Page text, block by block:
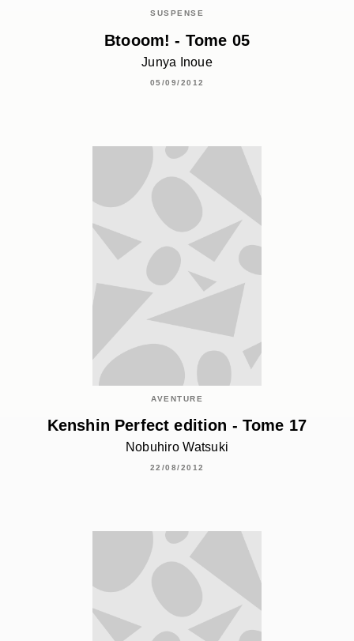
SUSPENSE
Btooom! - Tome 05
Junya Inoue
05/09/2012
AVENTURE
Kenshin Perfect edition - Tome 17
Nobuhiro Watsuki
22/08/2012